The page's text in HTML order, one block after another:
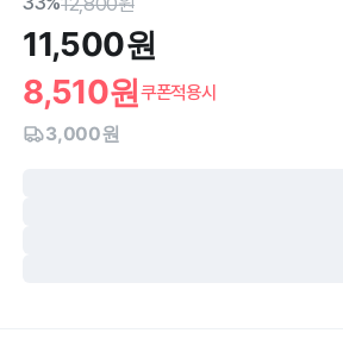
11,500원
8,510원쿠폰적용시
3,000원